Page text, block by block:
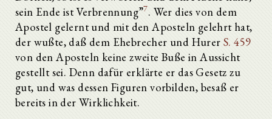
sein Ende ist Verbrennung”7. Wer dies von dem
Apostel gelernt und mit den Aposteln gelehrt hat,
der wußte, daß dem Ehebrecher und Hurer S. 459
von den Aposteln keine zweite Buße in Aussicht
gestellt sei. Denn dafür erklärte er das Gesetz zu
gut, und was dessen Figuren vorbilden, besaß er
bereits in der Wirklichkeit.